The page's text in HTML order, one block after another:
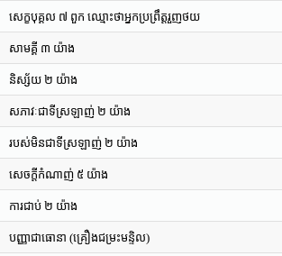
សេក្ខបុគ្គល ៧ ពួក ឈ្មោះថាអ្នកប្រព្រឹត្តរួញថយ
សាមគ្គី ៣ យ៉ាង
និស្ស័យ ២ យ៉ាង
សភាវៈជាទីស្រឡាញ់ ២ យ៉ាង
របស់មិនជាទីស្រឡាញ់ ២ យ៉ាង
សេចក្តីកំណាញ់ ៥ យ៉ាង
ការជាប់ ២ យ៉ាង
បញ្ញាជាធោនា (គ្រឿងជម្រះមន្ទិល)